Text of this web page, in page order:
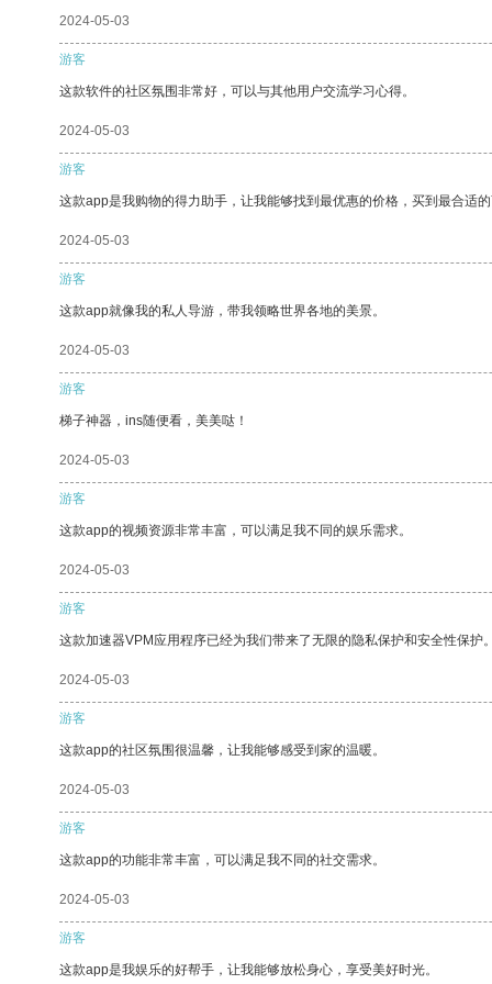
2024-05-03
游客
这款软件的社区氛围非常好，可以与其他用户交流学习心得。
2024-05-03
游客
这款app是我购物的得力助手，让我能够找到最优惠的价格，买到最合适
2024-05-03
游客
这款app就像我的私人导游，带我领略世界各地的美景。
2024-05-03
游客
梯子神器，ins随便看，美美哒！
2024-05-03
游客
这款app的视频资源非常丰富，可以满足我不同的娱乐需求。
2024-05-03
游客
这款加速器VPM应用程序已经为我们带来了无限的隐私保护和安全性保护
2024-05-03
游客
这款app的社区氛围很温馨，让我能够感受到家的温暖。
2024-05-03
游客
这款app的功能非常丰富，可以满足我不同的社交需求。
2024-05-03
游客
这款app是我娱乐的好帮手，让我能够放松身心，享受美好时光。